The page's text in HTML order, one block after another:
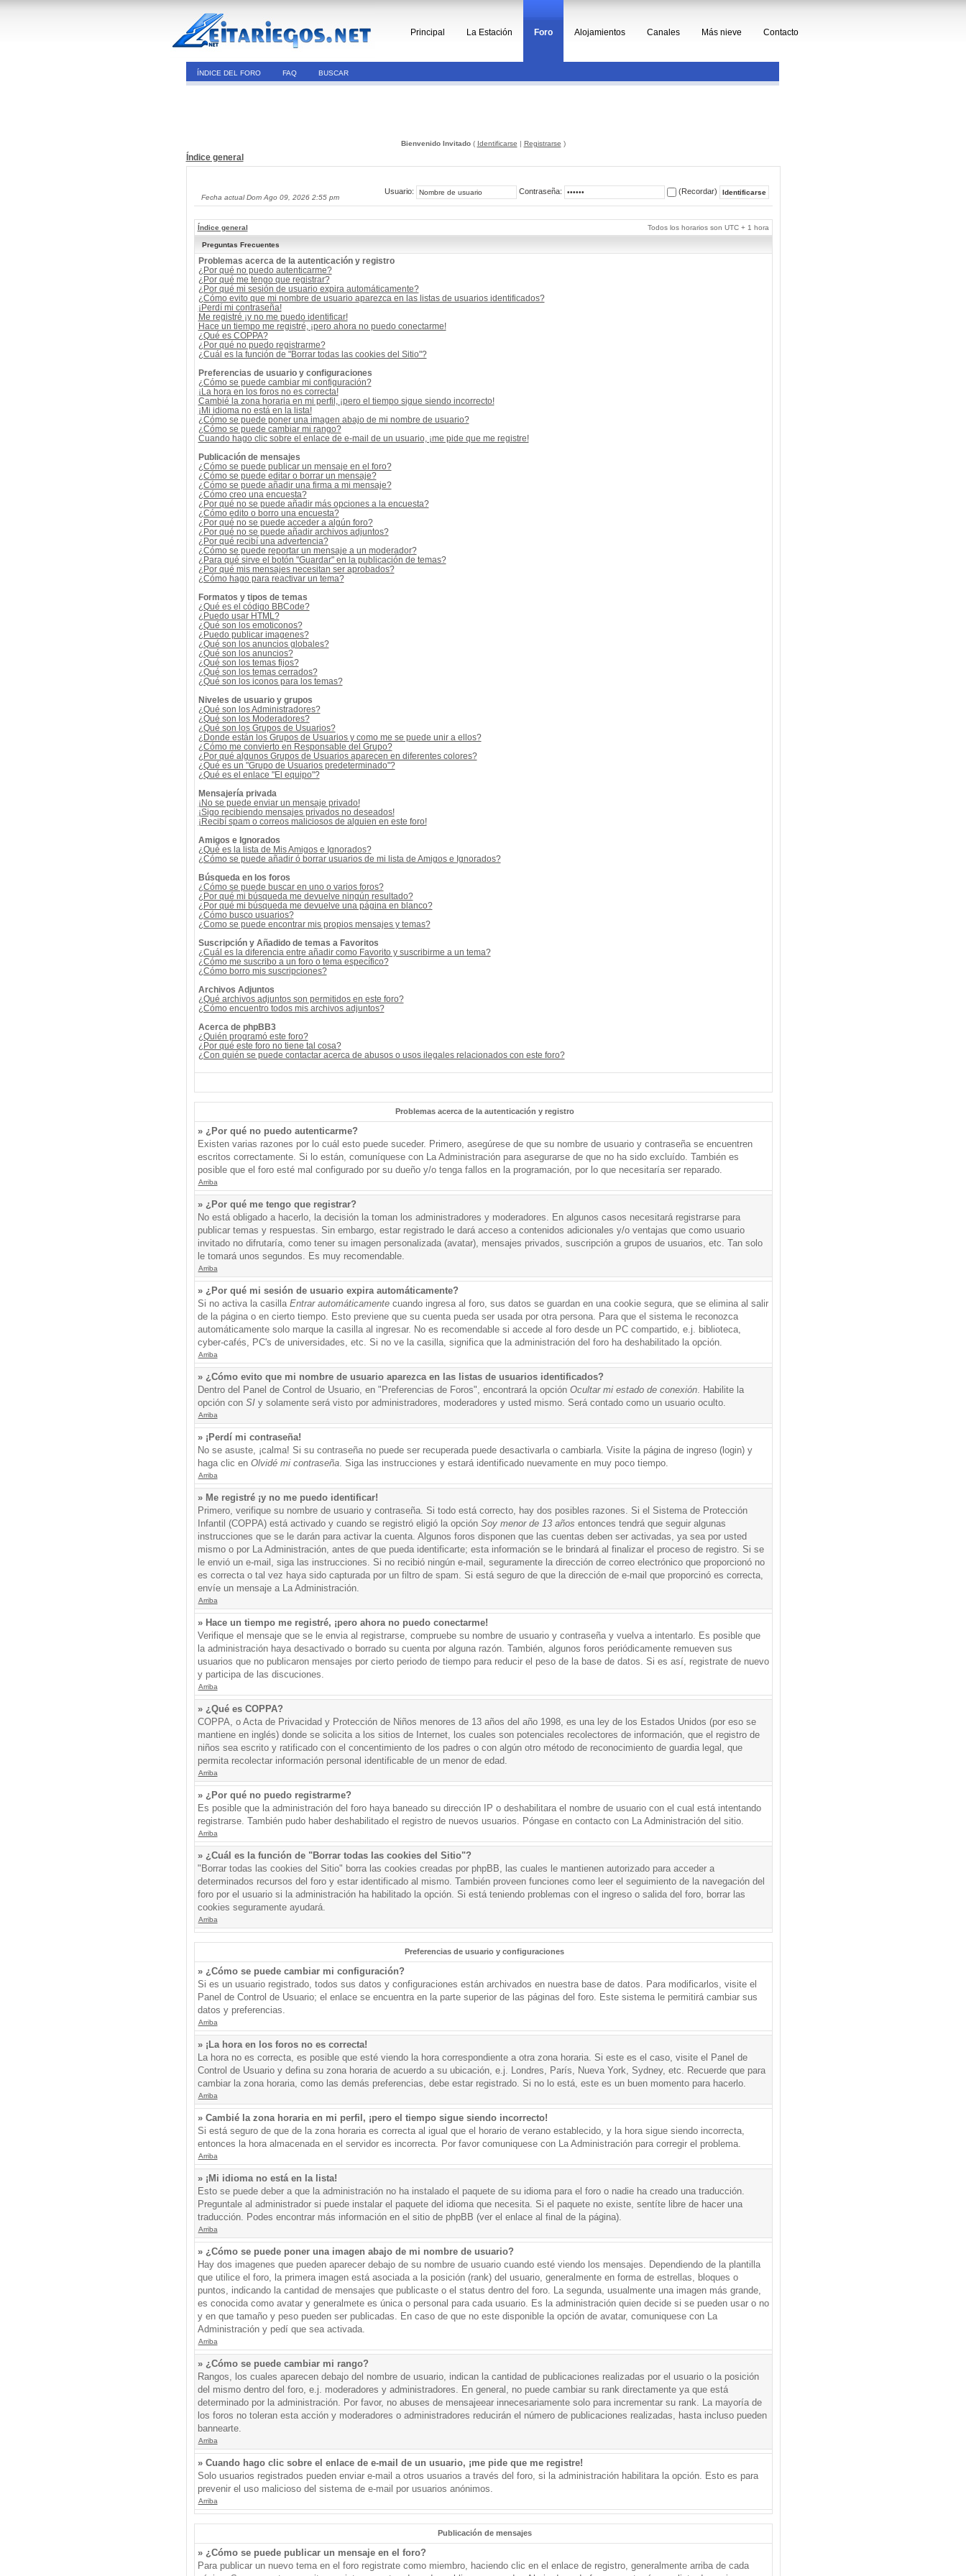
Principal La Estación Foro Alojamientos Canales Más nieve Contacto
ÍNDICE DEL FORO FAQ BUSCAR
Bienvenido Invitado( Identificarse | Registrarse )
Índice general
Fecha actual Dom Ago 09, 2026 2:55 pm
Usuario: Contraseña: (Recordar)
Índice general Todos los horarios son UTC + 1 hora
Preguntas Frecuentes
Problemas acerca de la autenticación y registro
¿Por qué no puedo autenticarme?
¿Por qué me tengo que registrar?
¿Por qué mi sesión de usuario expira automáticamente?
¿Cómo evito que mi nombre de usuario aparezca en las listas de usuarios identificados?
¡Perdí mi contraseña!
Me registré ¡y no me puedo identificar!
Hace un tiempo me registré, ¡pero ahora no puedo conectarme!
¿Qué es COPPA?
¿Por qué no puedo registrarme?
¿Cuál es la función de "Borrar todas las cookies del Sitio"?
Preferencias de usuario y configuraciones
¿Cómo se puede cambiar mi configuración?
¡La hora en los foros no es correcta!
Cambié la zona horaria en mi perfil, ¡pero el tiempo sigue siendo incorrecto!
¡Mi idioma no está en la lista!
¿Cómo se puede poner una imagen abajo de mi nombre de usuario?
¿Cómo se puede cambiar mi rango?
Cuando hago clic sobre el enlace de e-mail de un usuario, ¡me pide que me registre!
Publicación de mensajes
¿Cómo se puede publicar un mensaje en el foro?
¿Cómo se puede editar o borrar un mensaje?
¿Cómo se puede añadir una firma a mi mensaje?
¿Cómo creo una encuesta?
¿Por qué no se puede añadir más opciones a la encuesta?
¿Cómo edito o borro una encuesta?
¿Por qué no se puede acceder a algún foro?
¿Por qué no se puede añadir archivos adjuntos?
¿Por qué recibí una advertencia?
¿Cómo se puede reportar un mensaje a un moderador?
¿Para qué sirve el botón "Guardar" en la publicación de temas?
¿Por qué mis mensajes necesitan ser aprobados?
¿Cómo hago para reactivar un tema?
Formatos y tipos de temas
¿Qué es el código BBCode?
¿Puedo usar HTML?
¿Qué son los emoticonos?
¿Puedo publicar imagenes?
¿Qué son los anuncios globales?
¿Qué son los anuncios?
¿Qué son los temas fijos?
¿Qué son los temas cerrados?
¿Qué son los iconos para los temas?
Niveles de usuario y grupos
¿Qué son los Administradores?
¿Qué son los Moderadores?
¿Qué son los Grupos de Usuarios?
¿Donde están los Grupos de Usuarios y como me se puede unir a ellos?
¿Cómo me convierto en Responsable del Grupo?
¿Por qué algunos Grupos de Usuarios aparecen en diferentes colores?
¿Qué es un "Grupo de Usuarios predeterminado"?
¿Qué es el enlace "El equipo"?
Mensajería privada
¡No se puede enviar un mensaje privado!
¡Sigo recibiendo mensajes privados no deseados!
¡Recibí spam o correos maliciosos de alguien en este foro!
Amigos e Ignorados
¿Qué es la lista de Mis Amigos e Ignorados?
¿Cómo se puede añadir ó borrar usuarios de mi lista de Amigos e Ignorados?
Búsqueda en los foros
¿Cómo se puede buscar en uno o varios foros?
¿Por qué mi búsqueda me devuelve ningún resultado?
¿Por qué mi búsqueda me devuelve una página en blanco?
¿Cómo busco usuarios?
¿Como se puede encontrar mis propios mensajes y temas?
Suscripción y Añadido de temas a Favoritos
¿Cuál es la diferencia entre añadir como Favorito y suscribirme a un tema?
¿Cómo me suscribo a un foro o tema específico?
¿Cómo borro mis suscripciones?
Archivos Adjuntos
¿Qué archivos adjuntos son permitidos en este foro?
¿Cómo encuentro todos mis archivos adjuntos?
Acerca de phpBB3
¿Quién programó este foro?
¿Por qué este foro no tiene tal cosa?
¿Con quién se puede contactar acerca de abusos o usos ilegales relacionados con este foro?
Problemas acerca de la autenticación y registro
» ¿Por qué no puedo autenticarme?
Existen varias razones por lo cuál esto puede suceder. Primero, asegúrese de que su nombre de usuario y contraseña se encuentren
escritos correctamente. Si lo están, comuníquese con La Administración para asegurarse de que no ha sido excluído. También es
posible que el foro esté mal configurado por su dueño y/o tenga fallos en la programación, por lo que necesitaría ser reparado.
Arriba
» ¿Por qué me tengo que registrar?
No está obligado a hacerlo, la decisión la toman los administradores y moderadores. En algunos casos necesitará registrarse para
publicar temas y respuestas. Sin embargo, estar registrado le dará acceso a contenidos adicionales y/o ventajas que como usuario
invitado no difrutaría, como tener su imagen personalizada (avatar), mensajes privados, suscripción a grupos de usuarios, etc. Tan solo
le tomará unos segundos. Es muy recomendable.
Arriba
» ¿Por qué mi sesión de usuario expira automáticamente?
Si no activa la casilla Entrar automáticamentecuando ingresa al foro, sus datos se guardan en una cookie segura, que se elimina al salir
de la página o en cierto tiempo. Esto previene que su cuenta pueda ser usada por otra persona. Para que el sistema le reconozca
automáticamente solo marque la casilla al ingresar. No es recomendable si accede al foro desde un PC compartido, e.j. biblioteca,
cyber-cafés, PC's de universidades, etc. Si no ve la casilla, significa que la administración del foro ha deshabilitado la opción.
Arriba
» ¿Cómo evito que mi nombre de usuario aparezca en las listas de usuarios identificados?
Dentro del Panel de Control de Usuario, en "Preferencias de Foros", encontrará la opción Ocultar mi estado de conexión. Habilite la
opción con SIy solamente será visto por administradores, moderadores y usted mismo. Será contado como un usuario oculto.
Arriba
» ¡Perdí mi contraseña!
No se asuste, ¡calma! Si su contraseña no puede ser recuperada puede desactivarla o cambiarla. Visite la página de ingreso (login) y
haga clic en Olvidé mi contraseña. Siga las instrucciones y estará identificado nuevamente en muy poco tiempo.
Arriba
» Me registré ¡y no me puedo identificar!
Primero, verifique su nombre de usuario y contraseña. Si todo está correcto, hay dos posibles razones. Si el Sistema de Protección
Infantil (COPPA) está activado y cuando se registró eligió la opción Soy menor de 13 años entonces tendrá que seguir algunas
instrucciones que se le darán para activar la cuenta. Algunos foros disponen que las cuentas deben ser activadas, ya sea por usted
mismo o por La Administración, antes de que pueda identificarte; esta información se le brindará al finalizar el proceso de registro. Si se
le envió un e-mail, siga las instrucciones. Si no recibió ningún e-mail, seguramente la dirección de correo electrónico que proporcionó no
es correcta o tal vez haya sido capturada por un filtro de spam. Si está seguro de que la dirección de e-mail que proporcinó es correcta,
envíe un mensaje a La Administración.
Arriba
» Hace un tiempo me registré, ¡pero ahora no puedo conectarme!
Verifique el mensaje que se le envia al registrarse, compruebe su nombre de usuario y contraseña y vuelva a intentarlo. Es posible que
la administración haya desactivado o borrado su cuenta por alguna razón. También, algunos foros periódicamente remueven sus
usuarios que no publicaron mensajes por cierto periodo de tiempo para reducir el peso de la base de datos. Si es así, registrate de nuevo
y participa de las discuciones.
Arriba
» ¿Qué es COPPA?
COPPA, o Acta de Privacidad y Protección de Niños menores de 13 años del año 1998, es una ley de los Estados Unidos (por eso se
mantiene en inglés) donde se solicita a los sitios de Internet, los cuales son potenciales recolectores de información, que el registro de
niños sea escrito y ratificado con el concentimiento de los padres o con algún otro método de reconocimiento de guardia legal, que
permita recolectar información personal identificable de un menor de edad.
Arriba
» ¿Por qué no puedo registrarme?
Es posible que la administración del foro haya baneado su dirección IP o deshabilitara el nombre de usuario con el cual está intentando
registrarse. También pudo haber deshabilitado el registro de nuevos usuarios. Póngase en contacto con La Administración del sitio.
Arriba
» ¿Cuál es la función de "Borrar todas las cookies del Sitio"?
"Borrar todas las cookies del Sitio" borra las cookies creadas por phpBB, las cuales le mantienen autorizado para acceder a
determinados recursos del foro y estar identificado al mismo. También proveen funciones como leer el seguimiento de la navegación del
foro por el usuario si la administración ha habilitado la opción. Si está teniendo problemas con el ingreso o salida del foro, borrar las
cookies seguramente ayudará.
Arriba
Preferencias de usuario y configuraciones
» ¿Cómo se puede cambiar mi configuración?
Si es un usuario registrado, todos sus datos y configuraciones están archivados en nuestra base de datos. Para modificarlos, visite el
Panel de Control de Usuario; el enlace se encuentra en la parte superior de las páginas del foro. Este sistema le permitirá cambiar sus
datos y preferencias.
Arriba
» ¡La hora en los foros no es correcta!
La hora no es correcta, es posible que esté viendo la hora correspondiente a otra zona horaria. Si este es el caso, visite el Panel de
Control de Usuario y defina su zona horaria de acuerdo a su ubicación, e.j. Londres, París, Nueva York, Sydney, etc. Recuerde que para
cambiar la zona horaria, como las demás preferencias, debe estar registrado. Si no lo está, este es un buen momento para hacerlo.
Arriba
» Cambié la zona horaria en mi perfil, ¡pero el tiempo sigue siendo incorrecto!
Si está seguro de que de la zona horaria es correcta al igual que el horario de verano establecido, y la hora sigue siendo incorrecta,
entonces la hora almacenada en el servidor es incorrecta. Por favor comuniquese con La Administración para corregir el problema.
Arriba
» ¡Mi idioma no está en la lista!
Esto se puede deber a que la administración no ha instalado el paquete de su idioma para el foro o nadie ha creado una traducción.
Preguntale al administrador si puede instalar el paquete del idioma que necesita. Si el paquete no existe, sentíte libre de hacer una
traducción. Podes encontrar más información en el sitio de phpBB (ver el enlace al final de la página).
Arriba
» ¿Cómo se puede poner una imagen abajo de mi nombre de usuario?
Hay dos imagenes que pueden aparecer debajo de su nombre de usuario cuando esté viendo los mensajes. Dependiendo de la plantilla
que utilice el foro, la primera imagen está asociada a la posición (rank) del usuario, generalmente en forma de estrellas, bloques o
puntos, indicando la cantidad de mensajes que publicaste o el status dentro del foro. La segunda, usualmente una imagen más grande,
es conocida como avatar y generalmete es única o personal para cada usuario. Es la administración quien decide si se pueden usar o no
y en que tamaño y peso pueden ser publicadas. En caso de que no este disponible la opción de avatar, comuniquese con La
Administración y pedí que sea activada.
Arriba
» ¿Cómo se puede cambiar mi rango?
Rangos, los cuales aparecen debajo del nombre de usuario, indican la cantidad de publicaciones realizadas por el usuario o la posición
del mismo dentro del foro, e.j. moderadores y administradores. En general, no puede cambiar su rank directamente ya que está
determinado por la administración. Por favor, no abuses de mensajeear innecesariamente solo para incrementar su rank. La mayoría de
los foros no toleran esta acción y moderadores o administradores reducirán el número de publicaciones realizadas, hasta incluso pueden
bannearte.
Arriba
» Cuando hago clic sobre el enlace de e-mail de un usuario, ¡me pide que me registre!
Solo usuarios registrados pueden enviar e-mail a otros usuarios a través del foro, si la administración habilitara la opción. Esto es para
prevenir el uso malicioso del sistema de e-mail por usuarios anónimos.
Arriba
Publicación de mensajes
» ¿Cómo se puede publicar un mensaje en el foro?
Para publicar un nuevo tema en el foro registrate como miembro, haciendo clic en el enlace de registro, generalmente arriba de cada